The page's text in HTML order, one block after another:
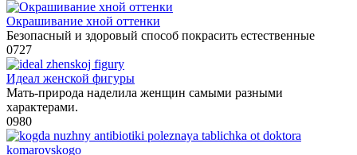
Окрашивание хной оттенки
Безопасный и здоровый способ покрасить естественные
0727
Идеал женской фигуры
Мать-природа наделила женщин самыми разными
характерами.
0980